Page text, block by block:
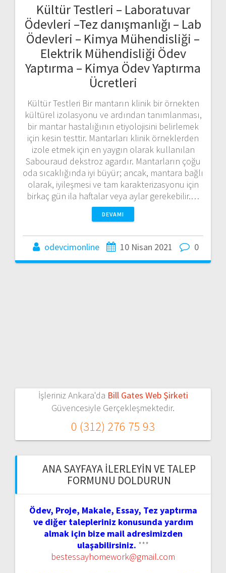
Kültür Testleri – Laboratuvar
Ödevleri –Tez danışmanlığı – Lab
Ödevleri – Kimya Mühendisliği –
Elektrik Mühendisliği Ödev
Yaptırma – Kimya Ödev Yaptırma
Ücretleri
Kültür Testleri Bir mantarın klinik bir örnekten
kültürel izolasyonu ve ardından tanımlanması,
bir mantar hastalığının etiyolojisini belirlemek
için kesin testtir. Mantarları klinik örneklerden
izole etmek için en yaygın olarak kullanılan
Sabouraud dekstroz agardır. Mantarların çoğu
oda sıcaklığında iyi büyür; ancak, mantara bağlı
olarak, iyileşmesi ve tam karakterizasyonu için
birkaç gün ila haftalar veya aylar gerekebilir.…
DEVAMI
odevcimonline 10 Nisan 2021 0
İşleriniz Ankara'da Bill Gates Web Şirketi
Güvencesiyle Gerçekleşmektedir.
0 (312) 276 75 93
ANA SAYFAYA İLERLEYIN VE TALEP
FORMUNU DOLDURUN
Ödev, Proje, Makale, Essay, Tez yaptırma
ve diğer talepleriniz konusunda yardım
almak için bize mail adresimizden
ulaşabilirsiniz. ***
bestessayhomework@gmail.com